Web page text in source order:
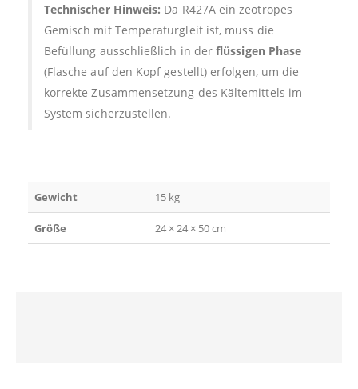
Technischer Hinweis: Da R427A ein zeotropes
Gemisch mit Temperaturgleit ist, muss die
Befüllung ausschließlich in derflüssigen Phase
(Flasche auf den Kopf gestellt) erfolgen, um die
korrekte Zusammensetzung des Kältemittels im
System sicherzustellen.
Gewicht 15 kg
Größe 24 × 24 × 50 cm